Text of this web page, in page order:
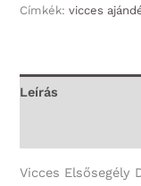
-
Ötlet
Címkék:vicces
Leírás
Vicces Elsősegély